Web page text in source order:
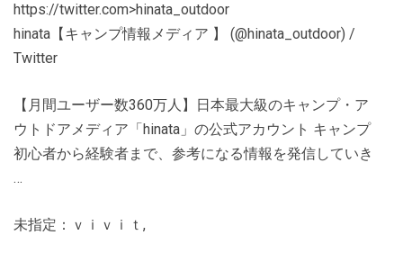
https://twitter.com>hinata_outdoor
hinata【キャンプ情報メディア 】 (@hinata_outdoor) /
Twitter
【月間ユーザー数360万人】日本最大級のキャンプ・ア
ウトドアメディア「hinata」の公式アカウント キャンプ
初心者から経験者まで、参考になる情報を発信していき
…
未指定：ｖｉｖｉｔ,